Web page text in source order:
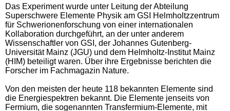
Das Experiment wurde unter Leitung der Abteilung
Superschwere Elemente Physik am GSI Helmholtzzentrum
für Schwerionenforschung von einer internationalen
Kollaboration durchgeführt, an der unter anderem
Wissenschaftler von GSI, der Johannes Gutenberg-
Universität Mainz (JGU) und dem Helmholtz-Institut Mainz
(HIM) beteiligt waren. Über ihre Ergebnisse berichten die
Forscher im Fachmagazin Nature.
Von den meisten der heute 118 bekannten Elemente sind
die Energiespektren bekannt. Die Elemente jenseits von
Fermium, die sogenannten Transfermium-Elemente, mit